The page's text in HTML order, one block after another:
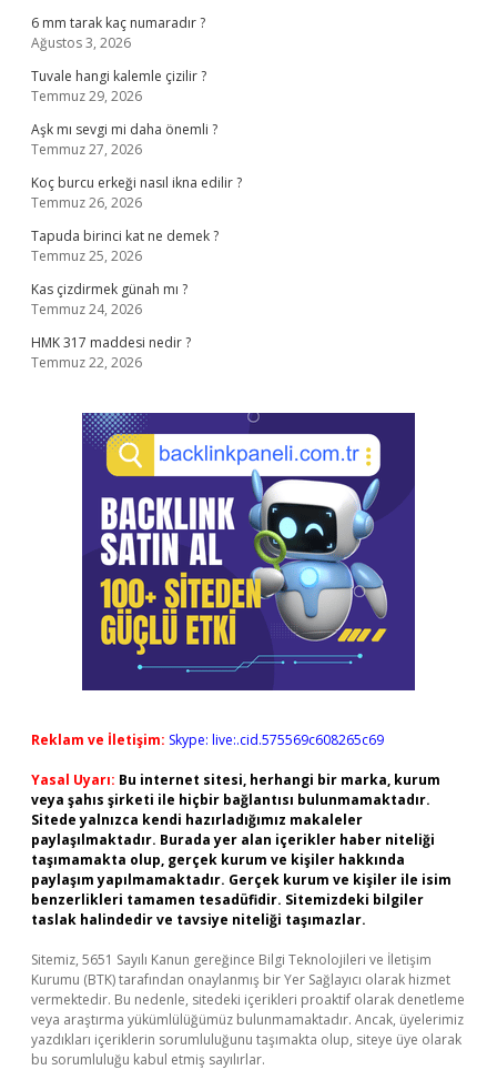
6 mm tarak kaç numaradır ?
Ağustos 3, 2026
Tuvale hangi kalemle çizilir ?
Temmuz 29, 2026
Aşk mı sevgi mi daha önemli ?
Temmuz 27, 2026
Koç burcu erkeği nasıl ikna edilir ?
Temmuz 26, 2026
Tapuda birinci kat ne demek ?
Temmuz 25, 2026
Kas çizdirmek günah mı ?
Temmuz 24, 2026
HMK 317 maddesi nedir ?
Temmuz 22, 2026
Reklam ve İletişim: Skype: live:.cid.575569c608265c69
Yasal Uyarı: Bu internet sitesi, herhangi bir marka, kurum
veya şahıs şirketi ile hiçbir bağlantısı bulunmamaktadır.
Sitede yalnızca kendi hazırladığımız makaleler
paylaşılmaktadır. Burada yer alan içerikler haber niteliği
taşımamakta olup, gerçek kurum ve kişiler hakkında
paylaşım yapılmamaktadır. Gerçek kurum ve kişiler ile isim
benzerlikleri tamamen tesadüfidir. Sitemizdeki bilgiler
taslak halindedir ve tavsiye niteliği taşımazlar.
Sitemiz, 5651 Sayılı Kanun gereğince Bilgi Teknolojileri ve İletişim
Kurumu (BTK) tarafından onaylanmış bir Yer Sağlayıcı olarak hizmet
vermektedir. Bu nedenle, sitedeki içerikleri proaktif olarak denetleme
veya araştırma yükümlülüğümüz bulunmamaktadır. Ancak, üyelerimiz
yazdıkları içeriklerin sorumluluğunu taşımakta olup, siteye üye olarak
bu sorumluluğu kabul etmiş sayılırlar.